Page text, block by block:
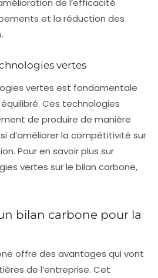
et la réduction des
vertes
vertes est fondamentale
Ces technologies
de produire de manière
d’améliorer la compétitivité sur
Pour en savoir plus sur
vertes sur le bilan carbone,
bilan carbone pour la
offre des avantages qui vont
de l’entreprise. Cet